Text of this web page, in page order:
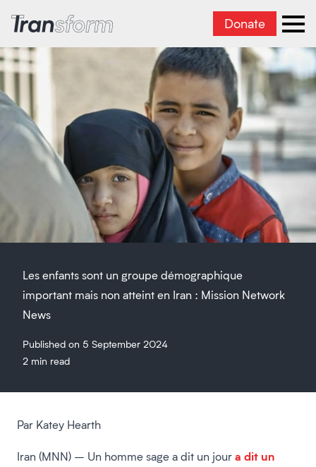
Transform Iran Donate
Les enfants sont un groupe démographique
important mais non atteint en Iran : Mission Network
News
Published on 5 September 2024
2 min read
Par Katey Hearth
Iran (MNN) – Un homme sage a dit un joura dit un